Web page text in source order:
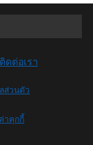
ติดต่อเรา
ส่วนตัว
าคุกกี้